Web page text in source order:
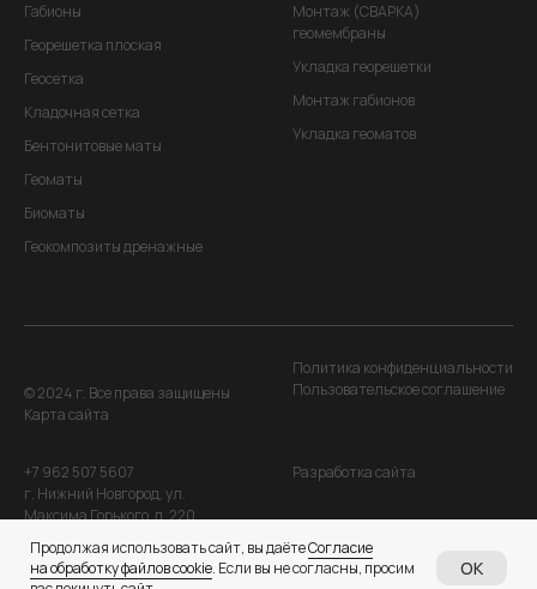
Габионы
Георешетка плоская
Геосетка
Кладочная сетка
Бентонитовые маты
Геоматы
Биоматы
Геокомпозиты дренажные
Монтаж (СВАРКА)
геомембраны
Укладка георешетки
Монтаж габионов
Укладка геоматов
© 2024 г. Все права защищены
Карта сайта
Политика конфиденциальности
Пользовательское соглашение
+7 962 507 5607
г. Нижний Новгород, ул.
Максима Горького, д. 220
Разработка сайта
Продолжая использовать сайт, вы даётеСогласие
на обработку файлов cookie. Если вы не согласны, просим
OK